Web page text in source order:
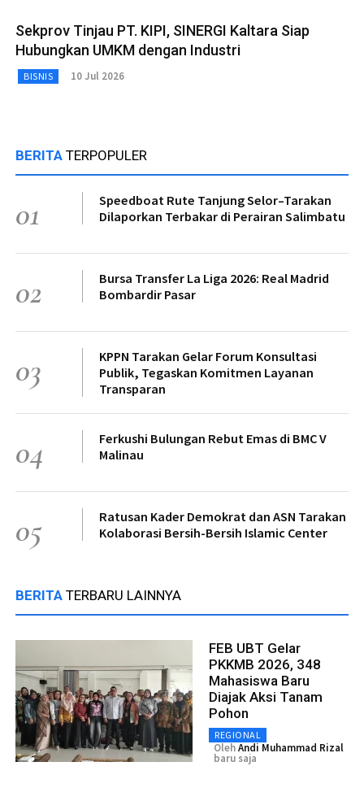
Sekprov Tinjau PT. KIPI, SINERGI Kaltara Siap
Hubungkan UMKM dengan Industri
BISNIS 10 Jul 2026
BERITA TERPOPULER
01
Speedboat Rute Tanjung Selor–Tarakan
Dilaporkan Terbakar di Perairan Salimbatu
02
Bursa Transfer La Liga 2026: Real Madrid
Bombardir Pasar
03
KPPN Tarakan Gelar Forum Konsultasi
Publik, Tegaskan Komitmen Layanan
Transparan
04
Ferkushi Bulungan Rebut Emas di BMC V
Malinau
05
Ratusan Kader Demokrat dan ASN Tarakan
Kolaborasi Bersih-Bersih Islamic Center
BERITA TERBARU LAINNYA
FEB UBT Gelar
PKKMB 2026, 348
Mahasiswa Baru
Diajak Aksi Tanam
Pohon
REGIONAL
OlehAndi Muhammad Rizal
baru saja